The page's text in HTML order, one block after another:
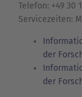
Telefon: +49 30
Servicezeiten:
der
der